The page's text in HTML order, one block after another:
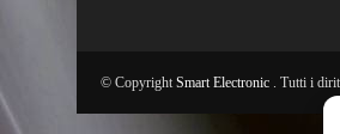
© Copyright Smart Electronic . Tutti i